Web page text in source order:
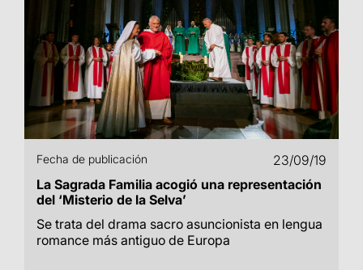
Fecha de publicación
23/09/19
La Sagrada Familia acogió una representación
del ‘Misterio de la Selva’
Se trata del drama sacro asuncionista en lengua
romance más antiguo de Europa